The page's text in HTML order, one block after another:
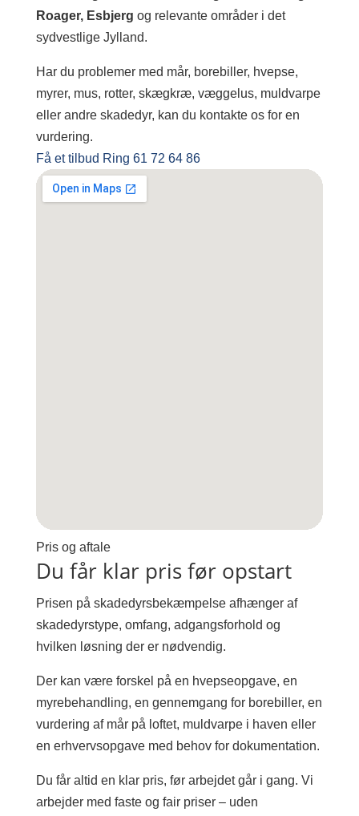
Roager, Esbjerg og relevante områder i det
sydvestlige Jylland.
Har du problemer med mår, borebiller, hvepse,
myrer, mus, rotter, skægkræ, væggelus, muldvarpe
eller andre skadedyr, kan du kontakte os for en
vurdering.
Få et tilbud Ring 61 72 64 86
Pris og aftale
Du får klar pris før opstart
Prisen på skadedyrsbekæmpelse afhænger af
skadedyrstype, omfang, adgangsforhold og
hvilken løsning der er nødvendig.
Der kan være forskel på en hvepseopgave, en
myrebehandling, en gennemgang for borebiller, en
vurdering af mår på loftet, muldvarpe i haven eller
en erhvervsopgave med behov for dokumentation.
Du får altid en klar pris, før arbejdet går i gang. Vi
arbejder med faste og fair priser – uden